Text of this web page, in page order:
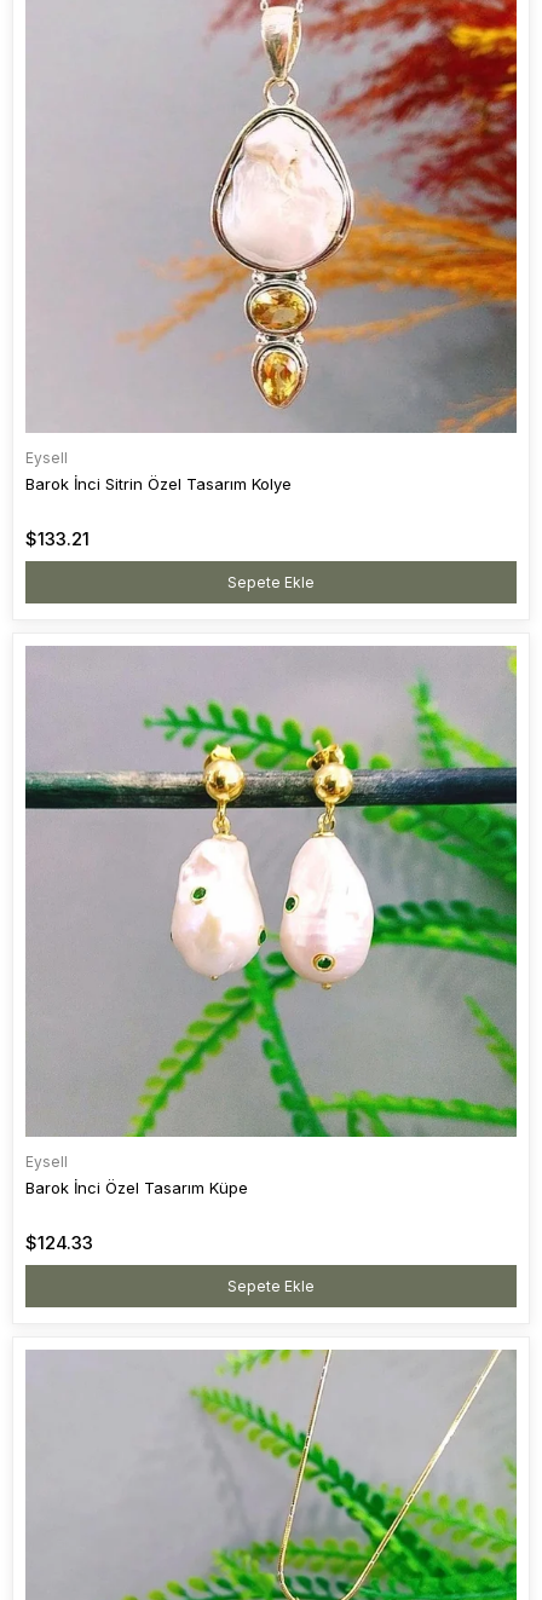
Eysell
Barok İnci Sitrin Özel Tasarım Kolye
$133.21
Sepete Ekle
Eysell
Barok İnci Özel Tasarım Küpe
$124.33
Sepete Ekle